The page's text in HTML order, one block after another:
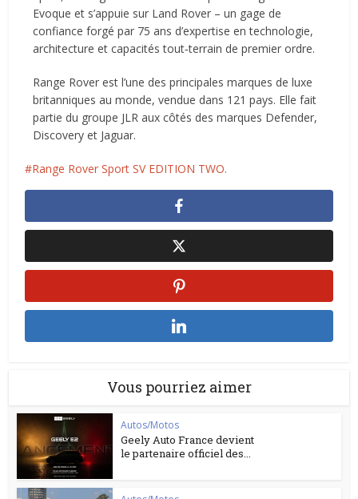
Evoque et s’appuie sur Land Rover – un gage de
confiance forgé par 75 ans d’expertise en technologie,
architecture et capacités tout‑terrain de premier ordre.
Range Rover est l’une des principales marques de luxe
britanniques au monde, vendue dans 121 pays. Elle fait
partie du groupe JLR aux côtés des marques Defender,
Discovery et Jaguar.
Range Rover Sport SV EDITION TWO.
Vous pourriez aimer
Autos/Motos
Geely Auto France devient
le partenaire officiel des...